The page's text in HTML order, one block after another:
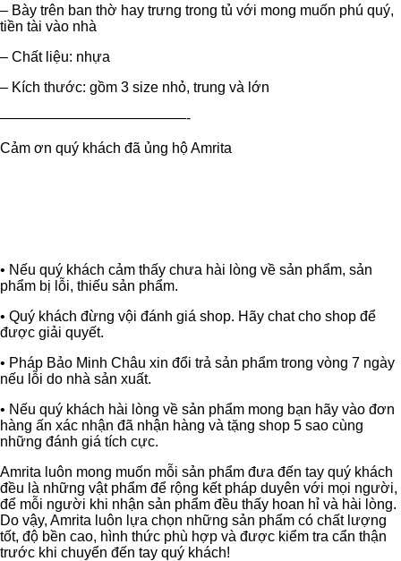
lượng
– Bày trên ban thờ hay trưng trong tủ với mong muốn phú quý,
tiền tài vào nhà
– Chất liệu: nhựa
– Kích thước: gồm 3 size nhỏ, trung và lớn
—————————————-
Cảm ơn quý khách đã ủng hộ Amrita
• Nếu quý khách cảm thấy chưa hài lòng về sản phẩm, sản
phẩm bị lỗi, thiếu sản phẩm.
• Quý khách đừng vội đánh giá shop. Hãy chat cho shop để
được giải quyết.
• Pháp Bảo Minh Châu xin đổi trả sản phẩm trong vòng 7 ngày
nếu lỗi do nhà sản xuất.
• Nếu quý khách hài lòng về sản phẩm mong bạn hãy vào đơn
hàng ấn xác nhận đã nhận hàng và tặng shop 5 sao cùng
những đánh giá tích cực.
Amrita luôn mong muốn mỗi sản phẩm đưa đến tay quý khách
đều là những vật phẩm để rộng kết pháp duyên với mọi người,
để mỗi người khi nhận sản phẩm đều thấy hoan hỉ và hài lòng.
Do vậy, Amrita luôn lựa chọn những sản phẩm có chất lượng
tốt, độ bền cao, hình thức phù hợp và được kiểm tra cẩn thận
trước khi chuyển đến tay quý khách!